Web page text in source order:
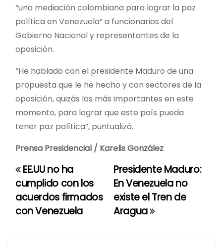
“una mediación colombiana para lograr la paz
política en Venezuela” a funcionarios del
Gobierno Nacional y representantes de la
oposición.
“He hablado con el presidente Maduro de una
propuesta que le he hecho y con sectores de la
oposición, quizás los más importantes en este
momento, para lograr que este país pueda
tener paz política”, puntualizó.
Prensa Presidencial / Karelis González
N
a
v
Presidente Maduro:
En Venezuela no
existe el Tren de
Aragua
EE.UU no ha
cumplido con los
acuerdos firmados
con Venezuela